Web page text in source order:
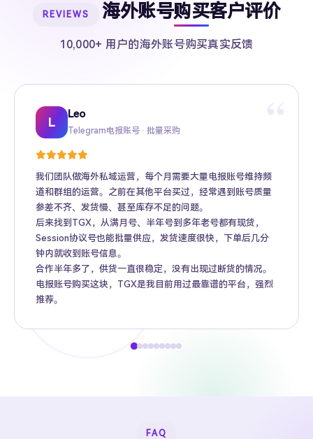
REVIEWS 海外账号购买客户评价
10,000+ 用户的海外账号购买真实反馈
L
Leo
Telegram电报账号 · 批量采购
我们团队做海外私域运营，每个月需要大量电报账号维持频
道和群组的运营。之前在其他平台买过，经常遇到账号质量
参差不齐、发货慢、甚至库存不足的问题。
后来找到TGX，从满月号、半年号到多年老号都有现货，
Session协议号也能批量供应，发货速度很快，下单后几分
钟内就收到账号信息。
合作半年多了，供货一直很稳定，没有出现过断货的情况。
电报账号购买这块，TGX是我目前用过最靠谱的平台，强烈
推荐。
Sarah
Twitter推特高粉号 · Web3项目推广
Kevin
TikTok账号 · 跨境电商矩阵运营
Mike
Facebook广告账号 · 跨境广告投放
Amy
Instagram账号 · 品牌海外推广
Daniel
Gmail账号 · Apple ID · AI工具账号
Jason
YouTube账号 · 内容变现
Wing
Telegram Premium代充 · 个人用户
Richard
海外账号批发 · MCN机构
FAQ